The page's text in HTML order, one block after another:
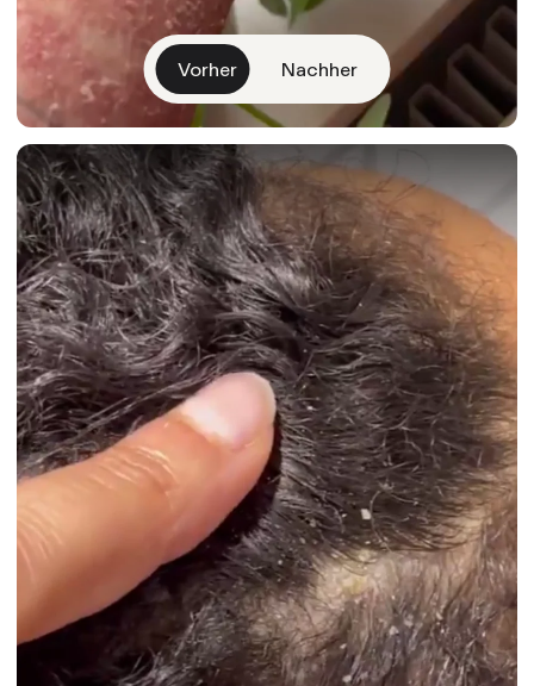
Vorher Nachher